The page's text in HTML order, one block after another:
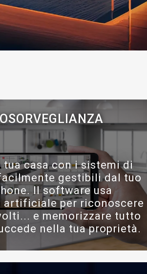
tua casa con i sistemi di
gestibili dal tuo
Il software usa
artificiale per riconoscere
e memorizzare tutto
nella tua proprietà.